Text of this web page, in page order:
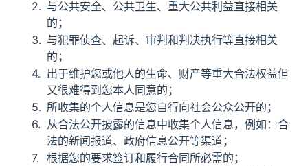
与公共安全、公共卫生、重大公共利益直接相关
的；
与犯罪侦查、起诉、审判和判决执行等直接相关
的；
出于维护您或他人的生命、财产等重大合法权益但
又很难得到您本人同意的；
所收集的个人信息是您自行向社会公众公开的；
从合法公开披露的信息中收集个人信息，例如：合
法的新闻报道、政府信息公开等渠道；
根据您的要求签订和履行合同所必需的；